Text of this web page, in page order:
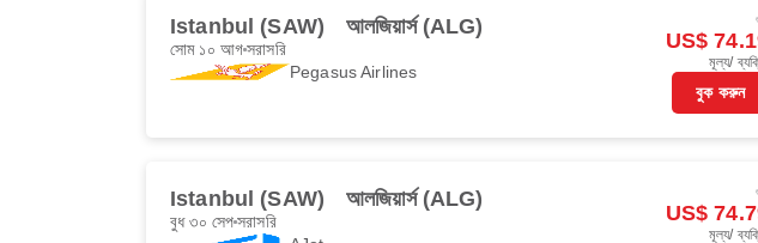
Istanbul (SAW) আলজিয়ার্স (ALG)
সোম ১০ আগসরাসরি
Pegasus Airlines
US$
মূল্য/
বুক করুন
Istanbul (SAW) আলজিয়ার্স (ALG)
বুধ ৩০ সেপসরাসরি
US$
মূল্য/